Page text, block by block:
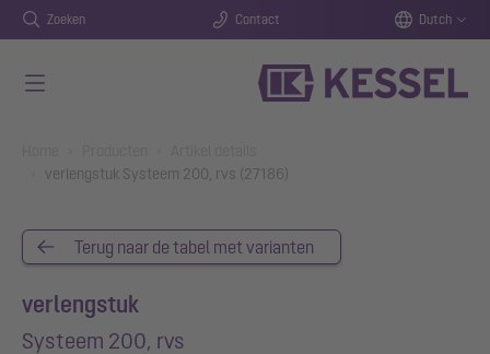
Zoeken Contact Dutch
verlengstuk Systeem 200, rvs (27186)
Terug naar de tabel met varianten
verlengstuk
Systeem 200, rvs